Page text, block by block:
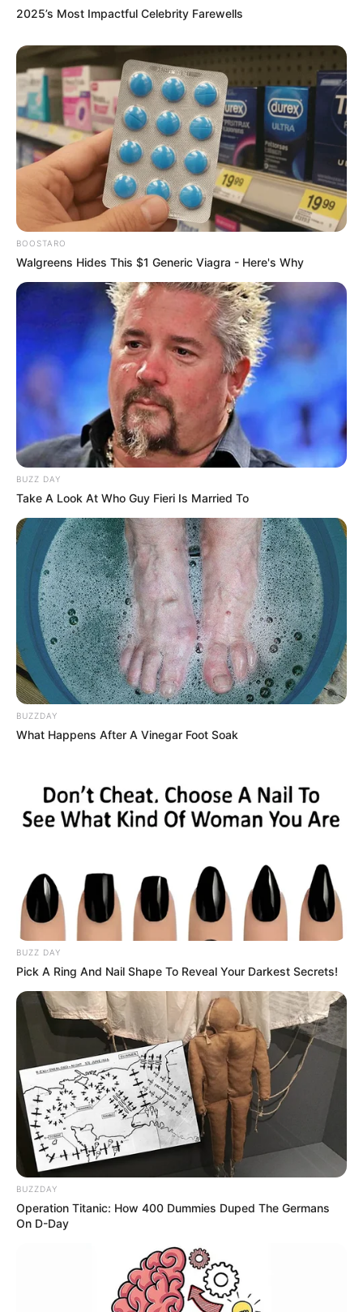
2025’s Most Impactful Celebrity Farewells
BOOSTARO
Walgreens Hides This $1 Generic Viagra - Here's Why
BUZZ DAY
Take A Look At Who Guy Fieri Is Married To
BUZZDAY
What Happens After A Vinegar Foot Soak
BUZZ DAY
Pick A Ring And Nail Shape To Reveal Your Darkest Secrets!
BUZZDAY
Operation Titanic: How 400 Dummies Duped The Germans
On D-Day